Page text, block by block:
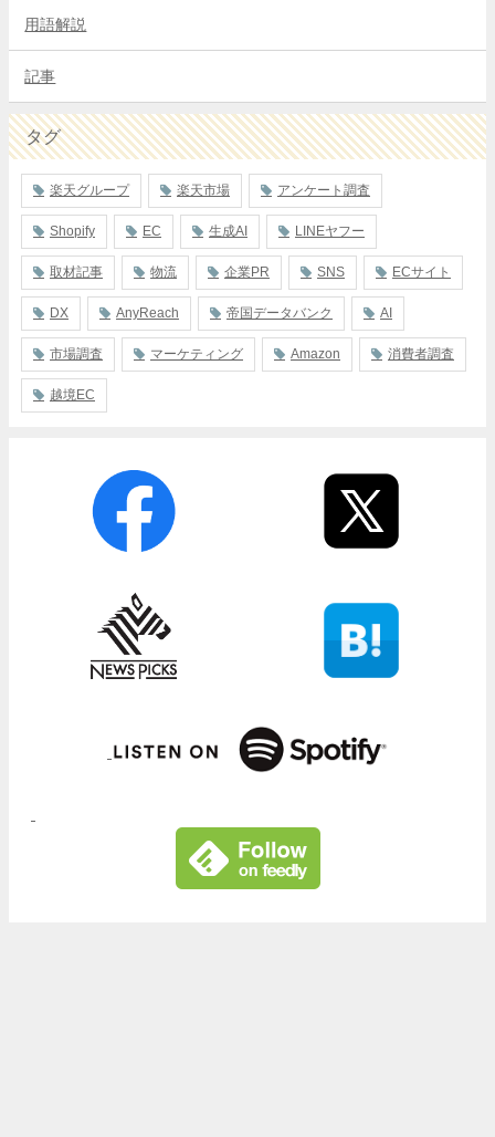
用語解説
記事
タグ
楽天グループ 楽天市場 アンケート調査
Shopify EC 生成AI LINEヤフー
取材記事 物流 企業PR SNS ECサイト
DX AnyReach 帝国データバンク AI
市場調査 マーケティング Amazon 消費者調査
越境EC